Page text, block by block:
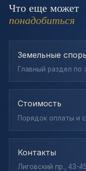
Что еще может
понадобиться
Земельные
Главный раздел по
Стоимость
Порядок оплаты и
Контакты
Лиговский пр., 43-